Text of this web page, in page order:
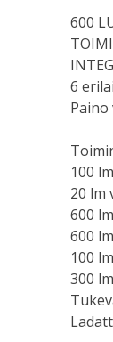
600
6
Paino
100
20 lm
600
600
100
300